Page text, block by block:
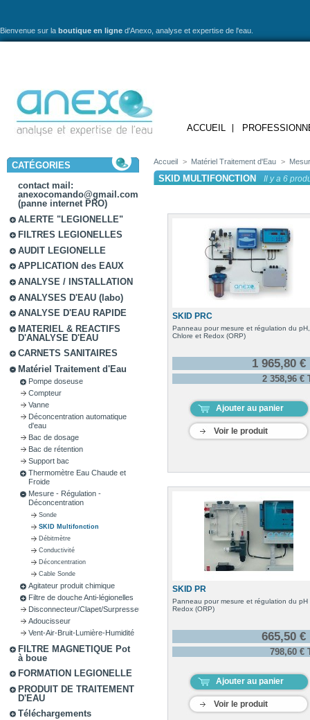
Bienvenue sur la boutique en ligne d'Anexo, analyse et expertise de l'eau.
ACCUEIL
CATÉGORIES
contact mail:
anexocomando@gmail.com
(panne internet PRO)
ALERTE "LEGIONELLE"
FILTRES LEGIONELLES
AUDIT LEGIONELLE
APPLICATION des EAUX
ANALYSE / INSTALLATION
ANALYSES D'EAU (labo)
ANALYSE D'EAU RAPIDE
MATERIEL & REACTIFS
D'ANALYSE D'EAU
CARNETS SANITAIRES
Matériel Traitement d'Eau
Pompe doseuse
Compteur
Vanne
Déconcentration automatique
d'eau
Bac de dosage
Bac de rétention
Support bac
Thermomètre Eau Chaude et
Froide
Mesure - Régulation -
Déconcentration
Sonde
SKID Multifonction
Débitmètre
Conductivité
Déconcentration
Cable Sonde
Agitateur produit chimique
Filtre de douche Anti-légionelles
Disconnecteur/Clapet/Surpresseur
Adoucisseur
Vent-Air-Bruit-Lumière-Humidité
FILTRE MAGNETIQUE Pot
à boue
FORMATION LEGIONELLE
PRODUIT DE TRAITEMENT
D'EAU
Téléchargements
Accueil > Matériel Traitement d'Eau >
SKID MULTIFONCTION Il y a 6
SKID PRC
Panneau pour mesure et régulation du pH,
Chlore et Redox (ORP)
1 965,80 €
2 358,96 €
Ajouter au panier
Voir le produit
SKID PR
Panneau pour mesure et régulation du pH
Redox (ORP)
665,50 €
798,60 €
Ajouter au panier
Voir le produit